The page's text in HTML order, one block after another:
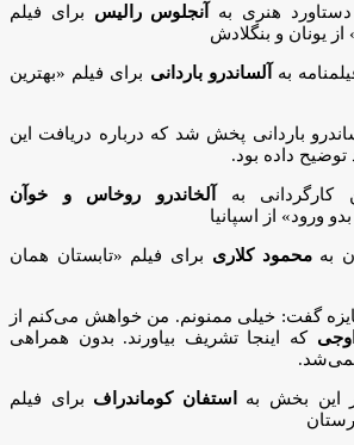
هنری به آنجلوس رالیس برای فیلم
یونان و بنگلادش
به آلساندرو باردانی برای فیلم «بهترین
باردانی پخش شد که درباره دریافت این
داده بود.
کارگردانی به
آلخاندرو روخاس و خوآن
ورود» از اسپانیا
بهمحمود کلاری برای فیلم «تابستان همان
گفت: خیلی ممنونم. من خواهش می‌کنم از
که اینجا تشریف بیاورند. بدون همراهی
نمی‌شد.
این بخش به استفان کوماندراف برای فیلم